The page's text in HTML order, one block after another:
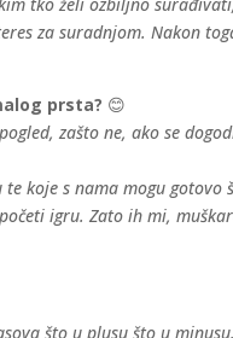
za suradnjom. Nakon
prsta? 😊
zašto ne, ako se
koje s nama mogu gotovo
igru. Zato ih mi,
što u plusu što u minusu.